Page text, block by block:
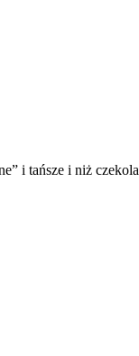
i tańsze i niż